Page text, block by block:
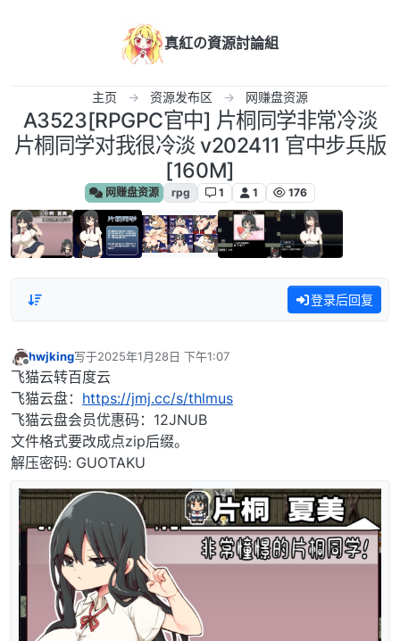
真紅の資源討論組
主页 资源发布区 网赚盘资源
A3523[RPGPC官中] 片桐同学非常冷淡
片桐同学对我很冷淡 v202411 官中步兵版
[160M]
网赚盘资源 rpg 1 1 176
登录后回复
离线
hwjking写于2025年1月28日 下午1:07
最后由 编辑
飞猫云转百度云
飞猫云盘： https://jmj.cc/s/thlmus
飞猫云盘会员优惠码：12JNUB
文件格式要改成点zip后缀。
解压密码: GUOTAKU